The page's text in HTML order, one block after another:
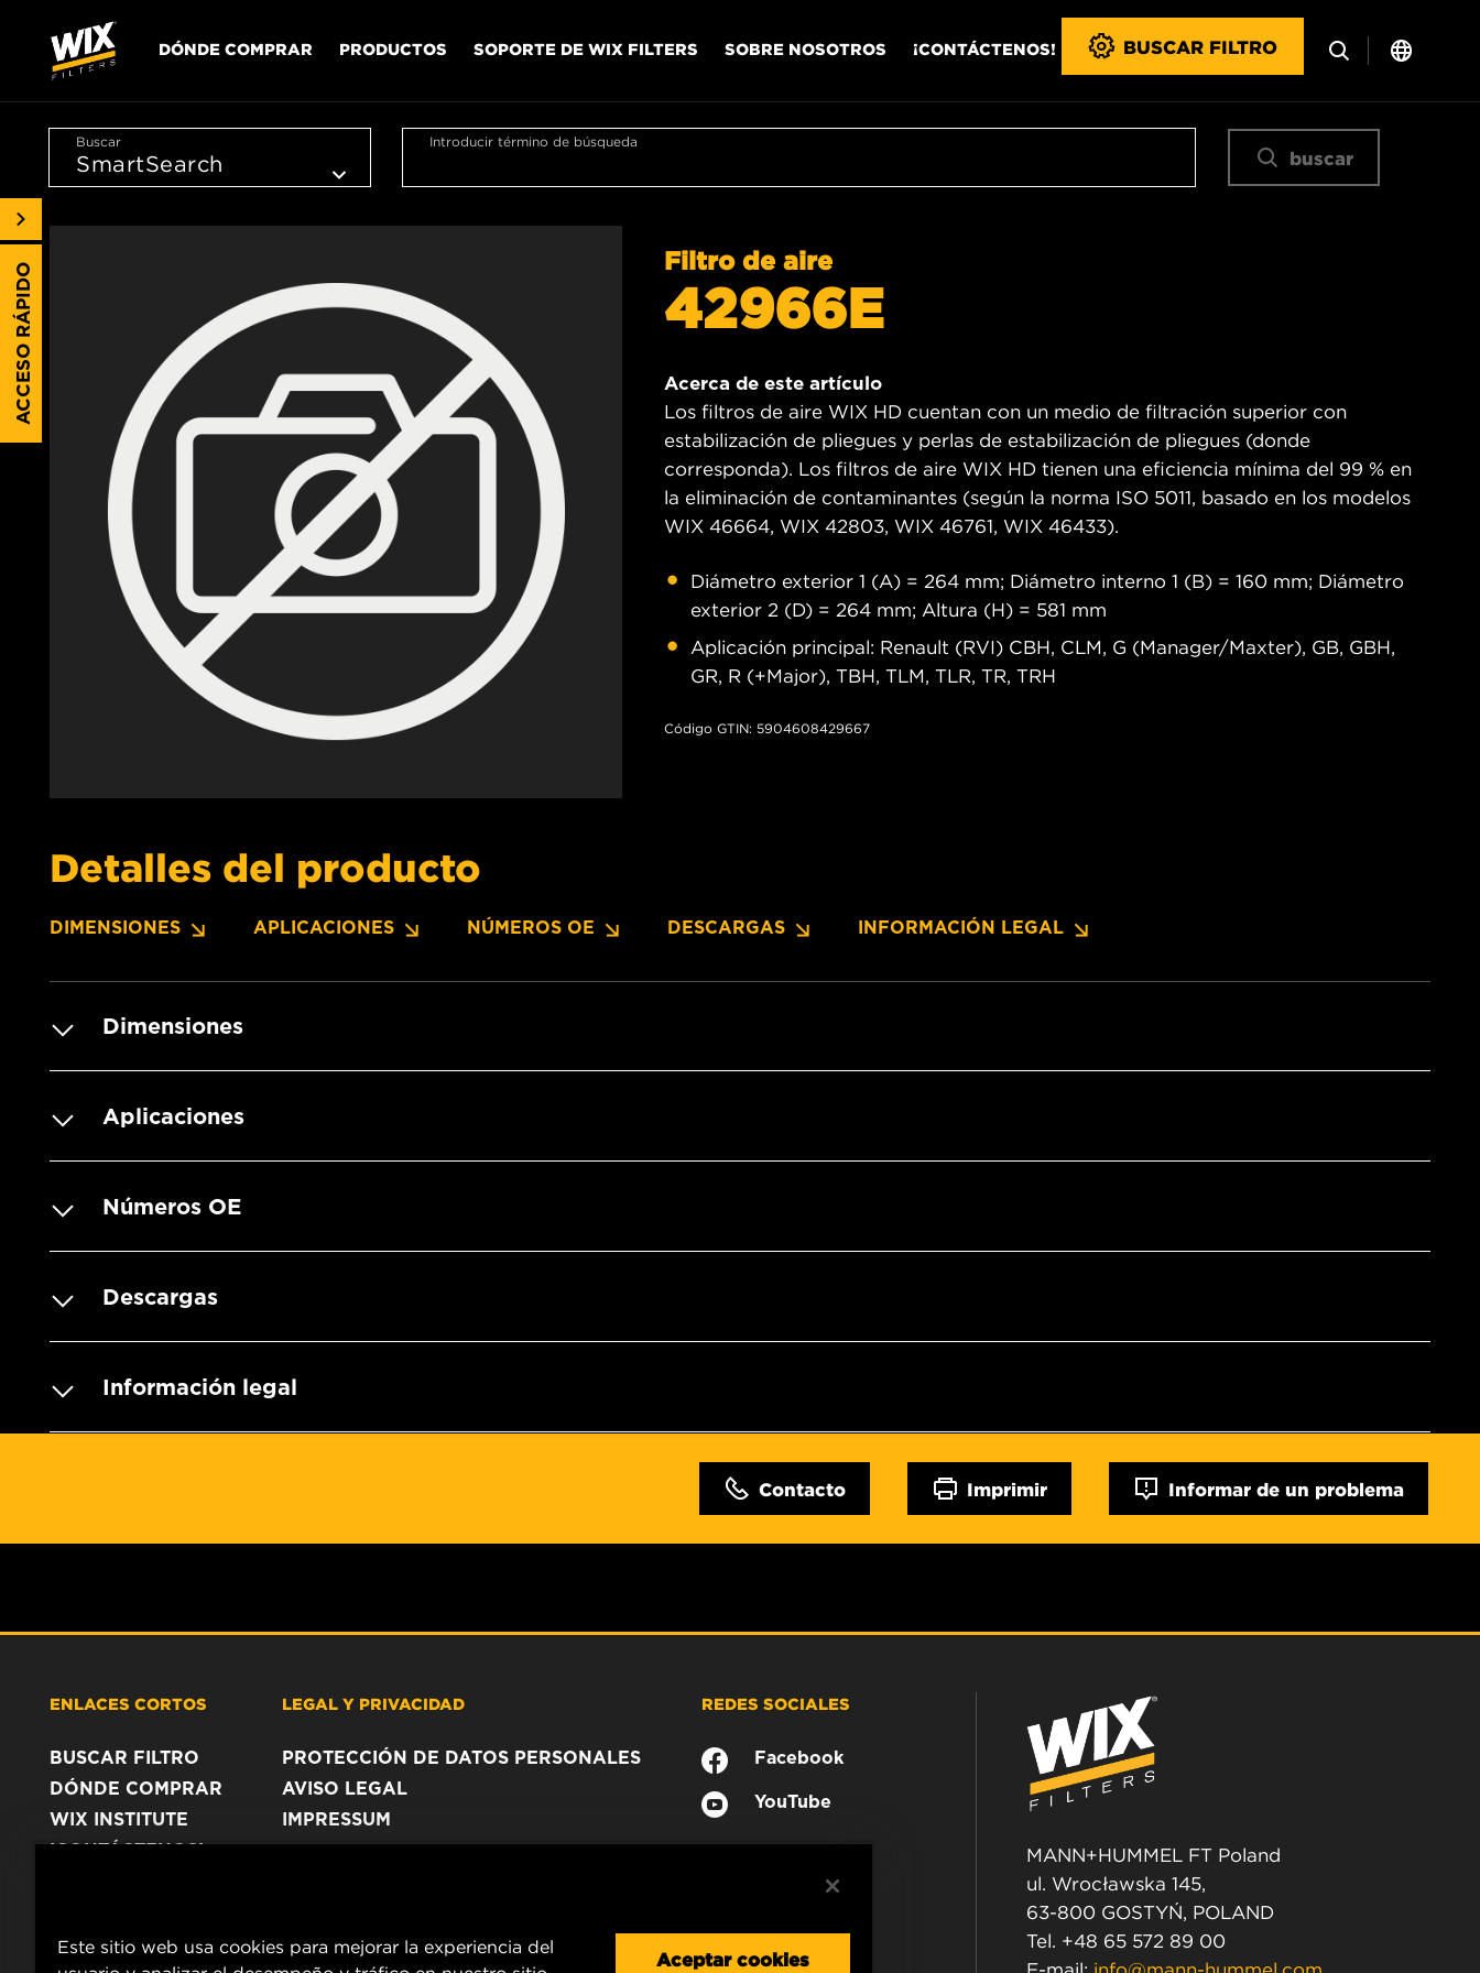
DÓNDE COMPRAR PRODUCTOS SOPORTE DE WIX FILTERS SOBRE NOSOTROS ¡CONTÁCTENOS! BUSCAR FILTRO
Buscar Introducir término de búsqueda
buscar
Filtro de aire
42966E
Acerca de este artículo
Los filtros de aire WIX HD cuentan con un medio de filtración superior con
estabilización de pliegues y perlas de estabilización de pliegues (donde
corresponda). Los filtros de aire WIX HD tienen una eficiencia mínima del 99 % en
la eliminación de contaminantes (según la norma ISO 5011, basado en los modelos
WIX 46664, WIX 42803, WIX 46761, WIX 46433).
Diámetro exterior 1 (A) = 264 mm; Diámetro interno 1 (B) = 160 mm; Diámetro
exterior 2 (D) = 264 mm; Altura (H) = 581 mm
Aplicación principal: Renault (RVI) CBH, CLM, G (Manager/Maxter), GB, GBH,
GR, R (+Major), TBH, TLM, TLR, TR, TRH
Código GTIN: 5904608429667
Detalles del producto
DIMENSIONES APLICACIONES NÚMEROS OE DESCARGAS INFORMACIÓN LEGAL
Dimensiones
Aplicaciones
Números OE
Descargas
Información legal
Contacto Imprimir Informar de un problema
ACCESO RÁPIDO
ENLACES CORTOS
BUSCAR FILTRO
DÓNDE COMPRAR
WIX INSTITUTE
¡CONTÁCTENOS!
LEGAL Y PRIVACIDAD
PROTECCIÓN DE DATOS PERSONALES
AVISO LEGAL
IMPRESSUM
REDES SOCIALES
Facebook
YouTube
MANN+HUMMEL FT Poland
ul. Wrocławska 145,
63-800 GOSTYŃ, POLAND
Tel. +48 65 572 89 00
Este sitio web usa cookies para mejorar la experiencia del
Aceptar cookies